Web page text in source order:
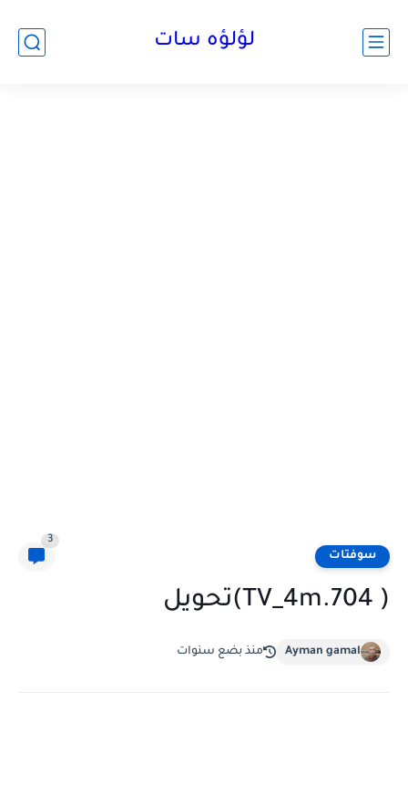
لؤلؤه سات
سوفتات
3
( 704.TV_4m)تحويل
Ayman gamal منذ بضع سنوات